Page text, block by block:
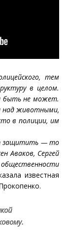
тем
в целом.
быть не может.
над животными,
в полиции, им
защитить — то
Аваков, Сергей
известная